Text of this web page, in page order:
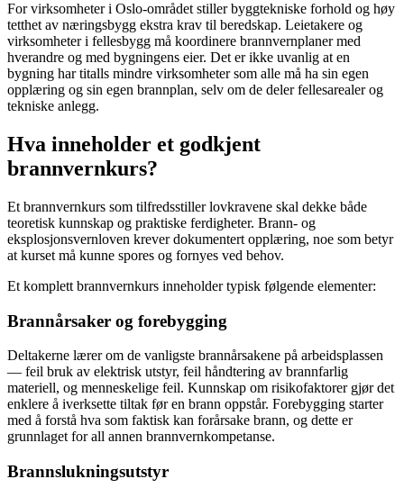
For virksomheter i Oslo-området stiller byggtekniske forhold og høy
tetthet av næringsbygg ekstra krav til beredskap. Leietakere og
virksomheter i fellesbygg må koordinere brannvernplaner med
hverandre og med bygningens eier. Det er ikke uvanlig at en
bygning har titalls mindre virksomheter som alle må ha sin egen
opplæring og sin egen brannplan, selv om de deler fellesarealer og
tekniske anlegg.
Hva inneholder et godkjent
brannvernkurs?
Et brannvernkurs som tilfredsstiller lovkravene skal dekke både
teoretisk kunnskap og praktiske ferdigheter. Brann- og
eksplosjonsvernloven krever dokumentert opplæring, noe som betyr
at kurset må kunne spores og fornyes ved behov.
Et komplett brannvernkurs inneholder typisk følgende elementer:
Brannårsaker og forebygging
Deltakerne lærer om de vanligste brannårsakene på arbeidsplassen
— feil bruk av elektrisk utstyr, feil håndtering av brannfarlig
materiell, og menneskelige feil. Kunnskap om risikofaktorer gjør det
enklere å iverksette tiltak før en brann oppstår. Forebygging starter
med å forstå hva som faktisk kan forårsake brann, og dette er
grunnlaget for all annen brannvernkompetanse.
Brannslukningsutstyr